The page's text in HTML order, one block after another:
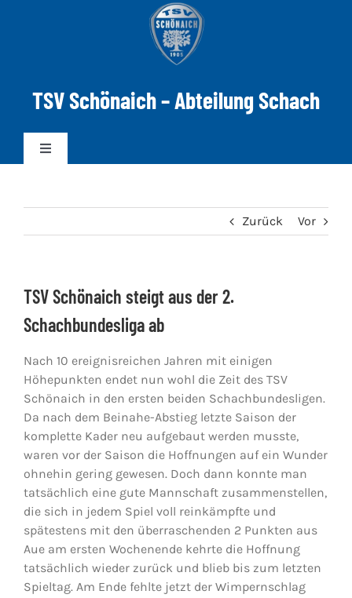
TSV Schönaich – Abteilung Schach
Toggle
DWZ-ELO
Jugendschach
Kontakt
Zurück Vor
TSV Schönaich steigt aus der 2.
Schachbundesliga ab
Nach 10 ereignisreichen Jahren mit einigen
Höhepunkten endet nun wohl die Zeit des TSV
Schönaich in den ersten beiden Schachbundesligen.
Da nach dem Beinahe-Abstieg letzte Saison der
komplette Kader neu aufgebaut werden musste,
waren vor der Saison die Hoffnungen auf ein Wunder
ohnehin gering gewesen. Doch dann konnte man
tatsächlich eine gute Mannschaft zusammenstellen,
die sich in jedem Spiel voll reinkämpfte und
spätestens mit den überraschenden 2 Punkten aus
Aue am ersten Wochenende kehrte die Hoffnung
tatsächlich wieder zurück und blieb bis zum letzten
Spieltag. Am Ende fehlte jetzt der Wimpernschlag